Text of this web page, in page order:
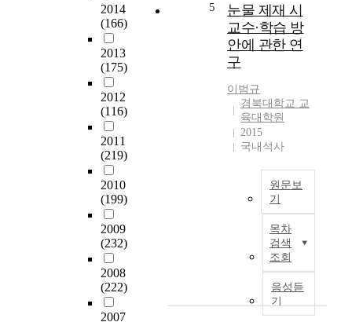
2014
(166)
2013
(175)
2012
(116)
2011
(219)
2010
(199)
2009
(232)
2008
(222)
2007
료
m
e
5
눈물 제재 시
교수·학습 방
안에 관한 연
구
이범규
경북대학교 교
육대학원
2015
국내석사
원문보
기
목차
검색
조회
음성듣
기